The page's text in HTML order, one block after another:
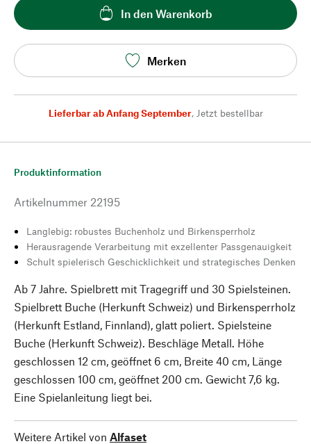
In den Warenkorb
Merken
Lieferbar ab Anfang September, Jetzt bestellbar
Produktinformation
Artikelnummer 22195
Langlebig: robustes Buchenholz und Birkensperrholz
Herausragende Verarbeitung mit exzellenter Passgenauigkeit
Schult spielerisch Geschicklichkeit und strategisches Denken
Ab 7 Jahre. Spielbrett mit Tragegriff und 30 Spielsteinen.
Spielbrett Buche (Herkunft Schweiz) und Birkensperrholz
(Herkunft Estland, Finnland), glatt poliert. Spielsteine
Buche (Herkunft Schweiz). Beschläge Metall. Höhe
geschlossen 12 cm, geöffnet 6 cm, Breite 40 cm, Länge
geschlossen 100 cm, geöffnet 200 cm. Gewicht 7,6 kg.
Eine Spielanleitung liegt bei.
Weitere Artikel von Alfaset